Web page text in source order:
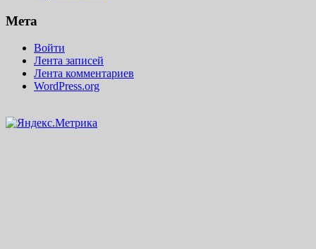
Мета
Войти
Лента записей
Лента комментариев
WordPress.org